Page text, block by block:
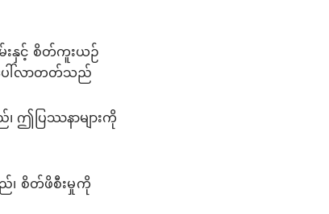
းနှင့် စိတ်ကူးယဉ်
ပေါ်လာတတ်သည်
ဤပြဿနာများကို
ည်၊ စိတ်ဖိစီးမှုကို